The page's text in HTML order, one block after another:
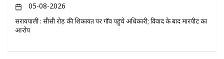
05-08-2026
सरायपाली : सीसी रोड़ की शिकायत पर गाँव पहुंचे अधिकारी; विवाद के बाद मारपीट का
आरोप